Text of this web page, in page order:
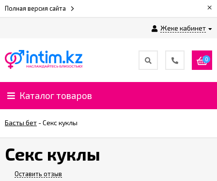
Полная версия сайта ×
Жеке кабинет
0
Каталог товаров
Басты бет -Секс куклы
Секс куклы
Оставить отзыв